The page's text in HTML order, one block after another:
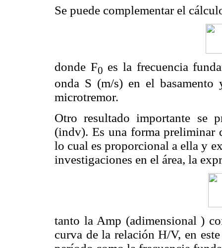
Se puede complementar el
donde F0 es la frecuencia
onda S (m/s) en el
microtremor.
Otro resultado importante se
(indv). Es una forma
lo cual es proporcional a ella y
investigaciones en el área, la
tanto la Amp (adimensional )
curva de la relación H/V, en